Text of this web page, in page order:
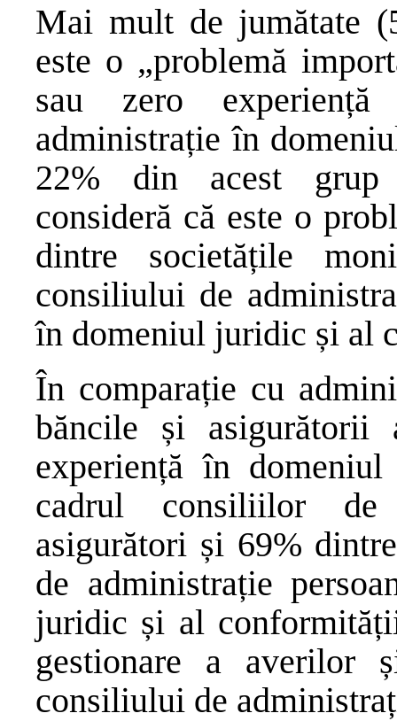
Mai mult de jumătate
este o „problemă
sau zero
administrație în
22% din acest grup
consideră că este o
dintre societățile
consiliului de
în domeniul juridic și al
În comparație cu
băncile și
experiență în
cadrul consiliilor de
asigurători și 69%
de administrație
juridic și al
gestionare a averilor
consiliului de